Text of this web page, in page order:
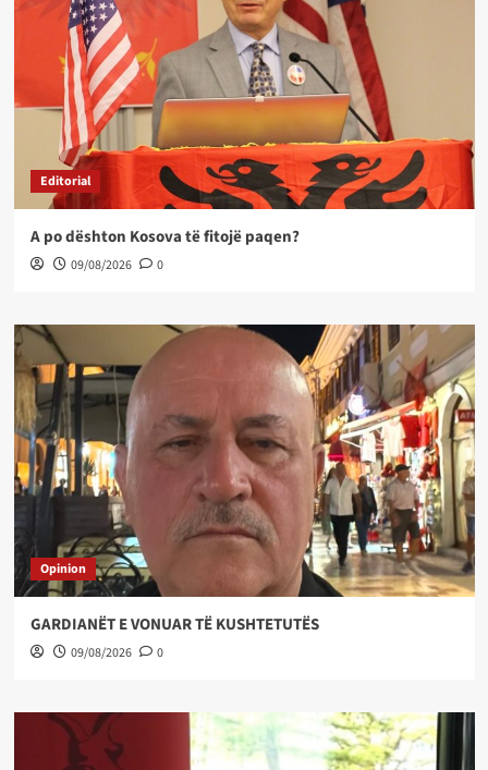
Editorial
A po dështon Kosova të fitojë paqen?
09/08/2026 0
Opinion
GARDIANËT E VONUAR TË KUSHTETUTËS
09/08/2026 0